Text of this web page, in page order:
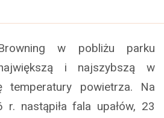
w pobliżu parku
i najszybszą w
temperatury powietrza. Na
r. nastąpiła fala upałów, 23